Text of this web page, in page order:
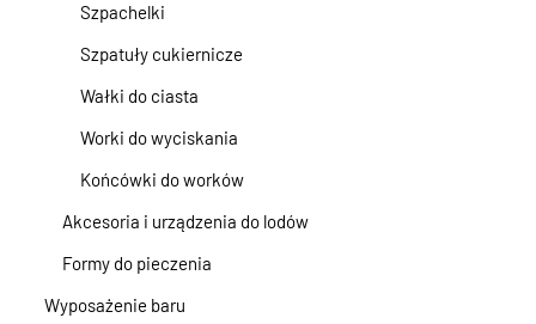
Szpachelki
Szpatuły cukiernicze
Wałki do ciasta
Worki do wyciskania
Końcówki do worków
Akcesoria i urządzenia do lodów
Formy do pieczenia
Wyposażenie baru